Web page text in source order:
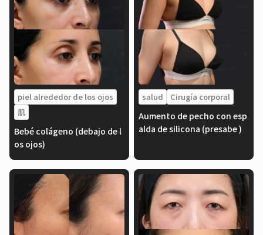
piel alrededor de los ojos
肌
Bebé colágeno (debajo de l
os ojos)
salud Cirugía corporal
Aumento de pecho con esp
alda de silicona (presabe )